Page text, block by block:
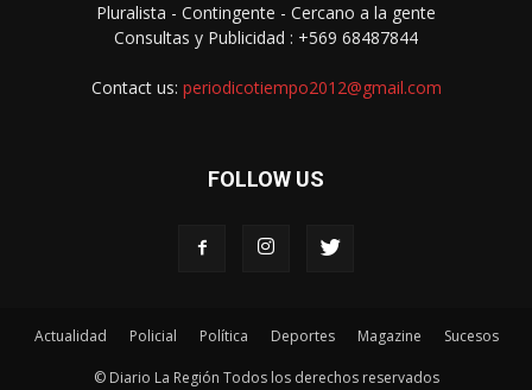
Pluralista - Contingente - Cercano a la gente
Consultas y Publicidad : +569 68487844
Contact us: periodicotiempo2012@gmail.com
FOLLOW US
Actualidad Policial Política Deportes Magazine Sucesos
© Diario La Región Todos los derechos reservados